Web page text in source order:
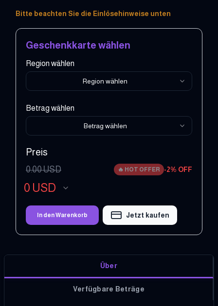
10 - 100 EUR
Bitte beachten Sie die Einlösehinweise unten
Geschenkkarte wählen
Region wählen
Region wählen
Betrag wählen
Betrag wählen
Preis
0.00USD 🔥 HOT OFFER -2% OFF
0 USD
In den Warenkorb Jetzt kaufen
Über
Verfügbare Beträge